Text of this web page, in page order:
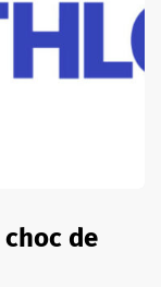
de